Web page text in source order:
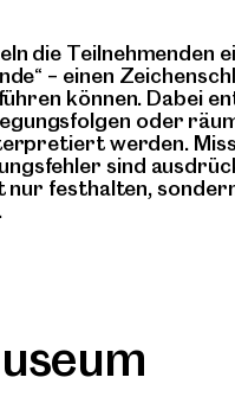
die Teilnehmenden
– einen
können. Dabei
oder
werden.
sind
nur festhalten,